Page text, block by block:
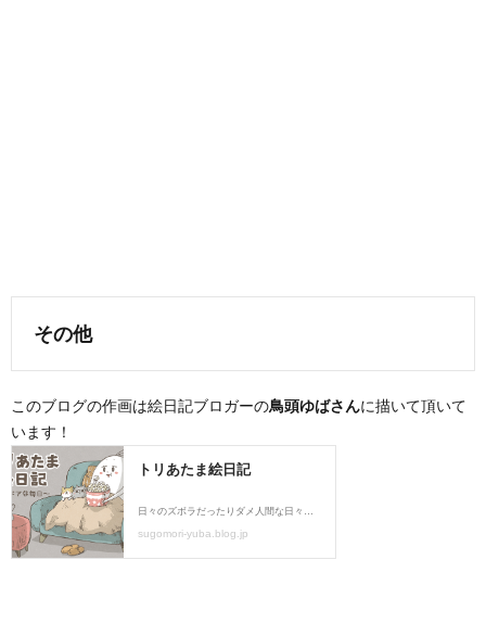
その他
このブログの作画は絵日記ブロガーの鳥頭ゆばさんに描いて頂いて
います！